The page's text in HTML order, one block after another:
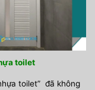
toilet
toilet” đã không